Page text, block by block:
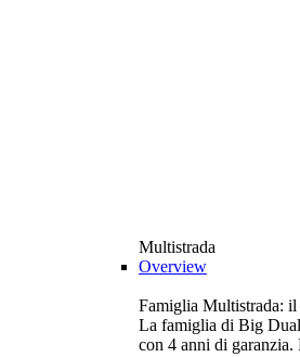
Multistrada
Overview
Famiglia Multistrada:
La famiglia di Big
con 4 anni di garanzia.